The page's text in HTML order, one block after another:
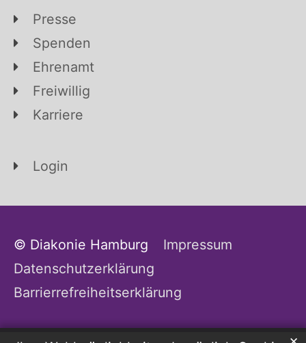
Presse
Spenden
Ehrenamt
Freiwillig
Karriere
Login
© Diakonie Hamburg
Impressum
Datenschutzerklärung
Barrierrefreiheitserklärung